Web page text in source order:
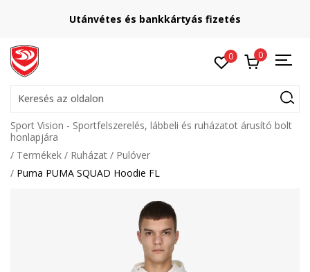
Utánvétes és bankkártyás fizetés
0 0
Keresés az oldalon
Sport Vision - Sportfelszerelés, lábbeli és ruházatot árusító bolt
honlapjára
Termékek
Ruházat
Pulóver
Puma PUMA SQUAD Hoodie FL